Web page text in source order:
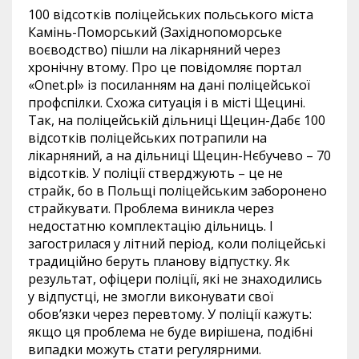
100 відсотків поліцейських польського міста
Камінь-Поморський (Західнопоморське
воєводство) пішли на лікарняний через
хронічну втому. Про це повідомляє портал
«Onet.pl» із посиланням на дані поліцейської
профспілки. Схожа ситуація і в місті Щецині.
Так, на поліцейській дільниці Щецин-Дабє 100
відсотків поліцейських потрапили на
лікарняний, а на дільниці Щецин-Нєбучево – 70
відсотків. У поліції стверджують – це не
страйк, бо в Польщі поліцейським заборонено
страйкувати. Проблема виникла через
недостатню комплектацію дільниць. І
загострилася у літний період, коли поліцейські
традиційно беруть планову відпустку. Як
результат, офіцери поліції, які не знаходились
у відпустці, не змогли виконувати свої
обов’язки через перевтому. У поліції кажуть:
якщо ця проблема не буде вирішена, подібні
випадки можуть стати регулярними.